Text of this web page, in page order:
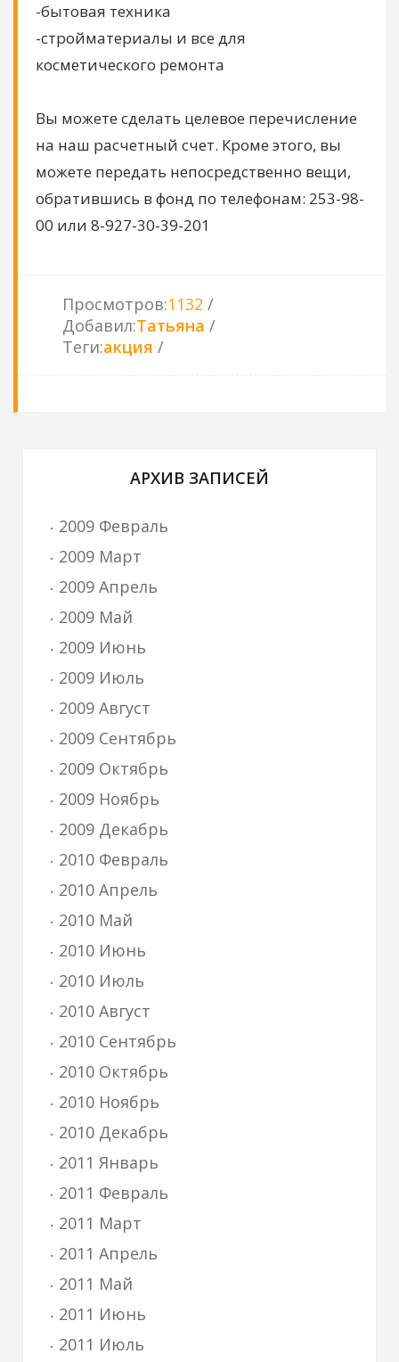
-бытовая техника
-стройматериалы и все для
косметического ремонта
Вы можете сделать целевое перечисление
на наш расчетный счет. Кроме этого, вы
можете передать непосредственно вещи,
обратившись в фонд по телефонам: 253-98-
00 или 8-927-30-39-201
Просмотров:1132
Добавил:Татьяна
Теги:акция
АРХИВ ЗАПИСЕЙ
2009 Февраль
2009 Март
2009 Апрель
2009 Май
2009 Июнь
2009 Июль
2009 Август
2009 Сентябрь
2009 Октябрь
2009 Ноябрь
2009 Декабрь
2010 Февраль
2010 Апрель
2010 Май
2010 Июнь
2010 Июль
2010 Август
2010 Сентябрь
2010 Октябрь
2010 Ноябрь
2010 Декабрь
2011 Январь
2011 Февраль
2011 Март
2011 Апрель
2011 Май
2011 Июнь
2011 Июль